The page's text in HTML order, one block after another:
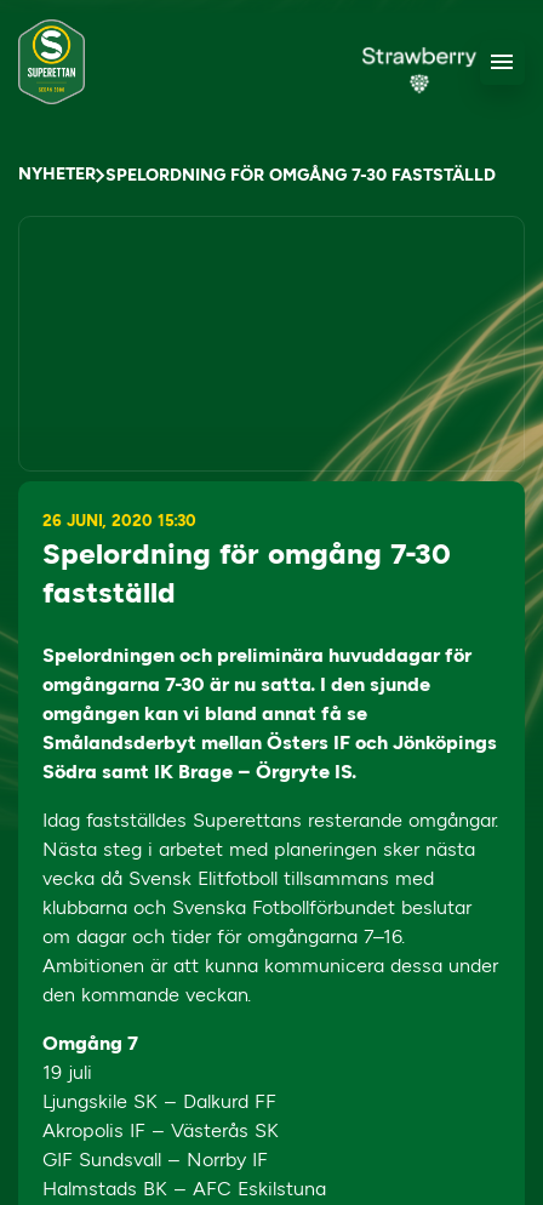
NYHETER SPELORDNING FÖR OMGÅNG 7-30 FASTSTÄLLD
26 JUNI, 2020 15:30
Spelordning för omgång 7-30
fastställd
Spelordningen och preliminära huvuddagar för
omgångarna 7-30 är nu satta. I den sjunde
omgången kan vi bland annat få se
Smålandsderbyt mellan Östers IF och Jönköpings
Södra samt IK Brage – Örgryte IS.
Idag fastställdes Superettans resterande omgångar.
Nästa steg i arbetet med planeringen sker nästa
vecka då Svensk Elitfotboll tillsammans med
klubbarna och Svenska Fotbollförbundet beslutar
om dagar och tider för omgångarna 7–16.
Ambitionen är att kunna kommunicera dessa under
den kommande veckan.
Omgång 7
19 juli
Ljungskile SK – Dalkurd FF
Akropolis IF – Västerås SK
GIF Sundsvall – Norrby IF
Halmstads BK – AFC Eskilstuna